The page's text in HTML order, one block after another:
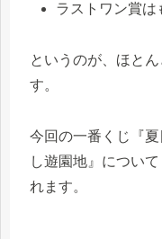
ラストワン賞は
というのが、ほと
す。
今回の一番くじ『
し遊園地』につい
れます。